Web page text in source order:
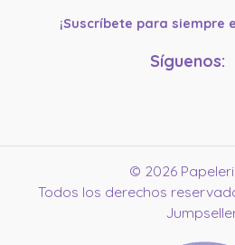
¡Suscríbete para siempre
Síguenos:
© 2026
Todos los derechos
Jumpseller